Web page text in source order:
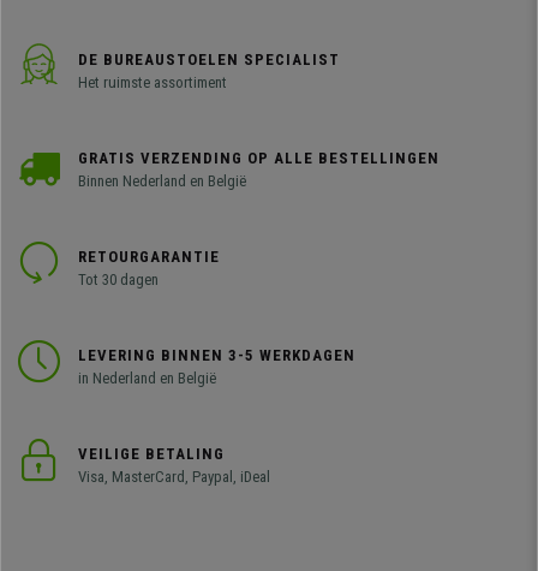
DE BUREAUSTOELEN SPECIALIST
Het ruimste assortiment
GRATIS VERZENDING OP ALLE BESTELLINGEN
Binnen Nederland en België
RETOURGARANTIE
Tot 30 dagen
LEVERING BINNEN 3-5 WERKDAGEN
in Nederland en België
VEILIGE BETALING
Visa, MasterCard, Paypal, iDeal